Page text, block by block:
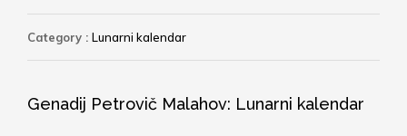
Category : Lunarni kalendar
Genadij Petrovič Malahov: Lunarni kalendar